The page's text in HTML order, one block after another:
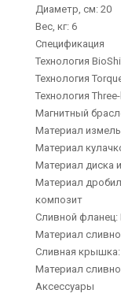
Диаметр, см: 20
Вес, кг: 6
Спецификация
Технология
Технология
Технология
Магнитный
Материал
Материал
Материал диска
Материал
композит
Сливной фланец:
Материал
Сливная крышка:
Материал
Аксессуары